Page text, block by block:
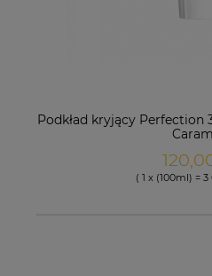
Podkład kryjący Perfection
( 1 x (100ml) = 3